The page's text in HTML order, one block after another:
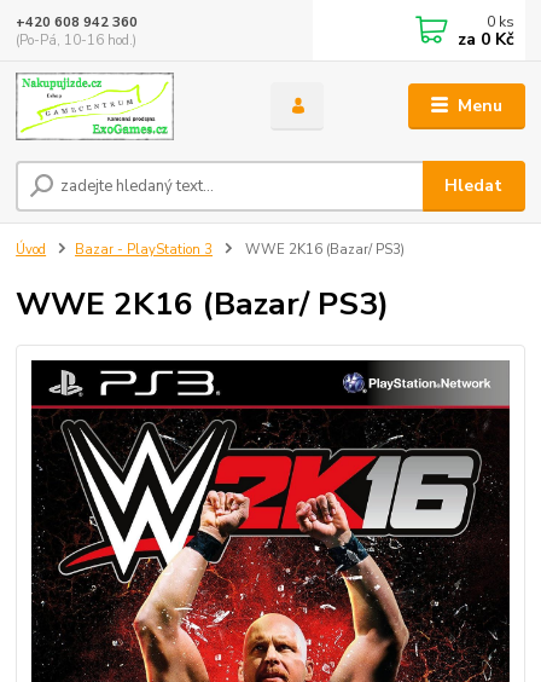
Menu
Hledat
+420 608 942 360
(Po-Pá, 10-16 hod.)
0 ks
za 0 Kč
Úvod Bazar - PlayStation 3 WWE 2K16 (Bazar/ PS3)
WWE 2K16 (Bazar/ PS3)